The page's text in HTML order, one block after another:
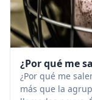
¿Por qué me
¿Por qué me
más que la